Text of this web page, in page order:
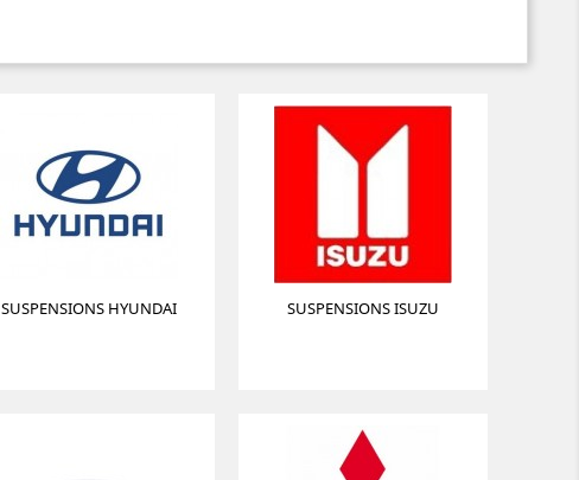
SUSPENSIONS HYUNDAI SUSPENSIONS ISUZU